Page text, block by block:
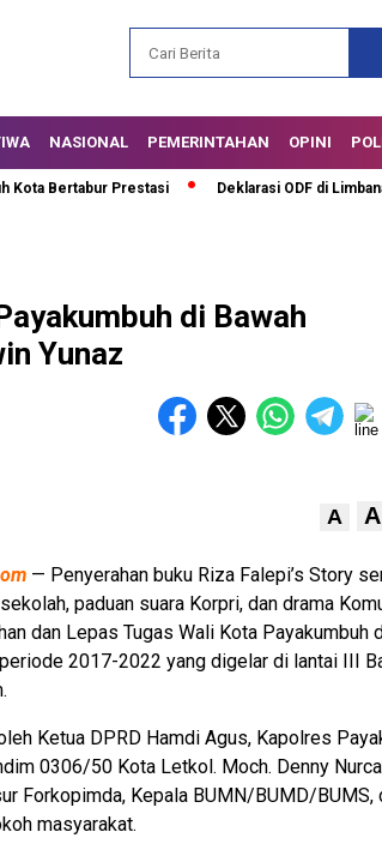
NASIONAL PEMERINTAHAN OPINI
Prestasi Deklarasi ODF di Limbanang,
di Bawah
Yunaz
A A
— Penyerahan buku Riza Falepi’s Story
paduan suara Korpri, dan drama
dan Lepas Tugas Wali Kota Payakumbuh
2017-2022 yang digelar di lantai III
Ketua DPRD Hamdi Agus, Kapolres
0306/50 Kota Letkol. Moch. Denny
Forkopimda, Kepala BUMN/BUMD/BUMS,
masyarakat.